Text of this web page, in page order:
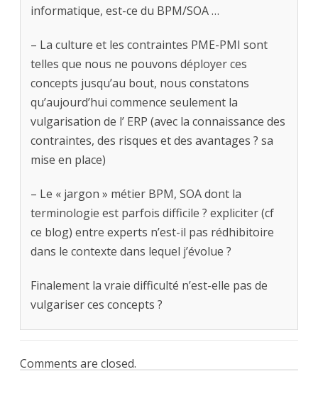
informatique, est-ce du BPM/SOA …
– La culture et les contraintes PME-PMI sont
telles que nous ne pouvons déployer ces
concepts jusqu’au bout, nous constatons
qu’aujourd’hui commence seulement la
vulgarisation de l’ ERP (avec la connaissance des
contraintes, des risques et des avantages ? sa
mise en place)
– Le « jargon » métier BPM, SOA dont la
terminologie est parfois difficile ? expliciter (cf
ce blog) entre experts n’est-il pas rédhibitoire
dans le contexte dans lequel j’évolue ?
Finalement la vraie difficulté n’est-elle pas de
vulgariser ces concepts ?
Comments are closed.